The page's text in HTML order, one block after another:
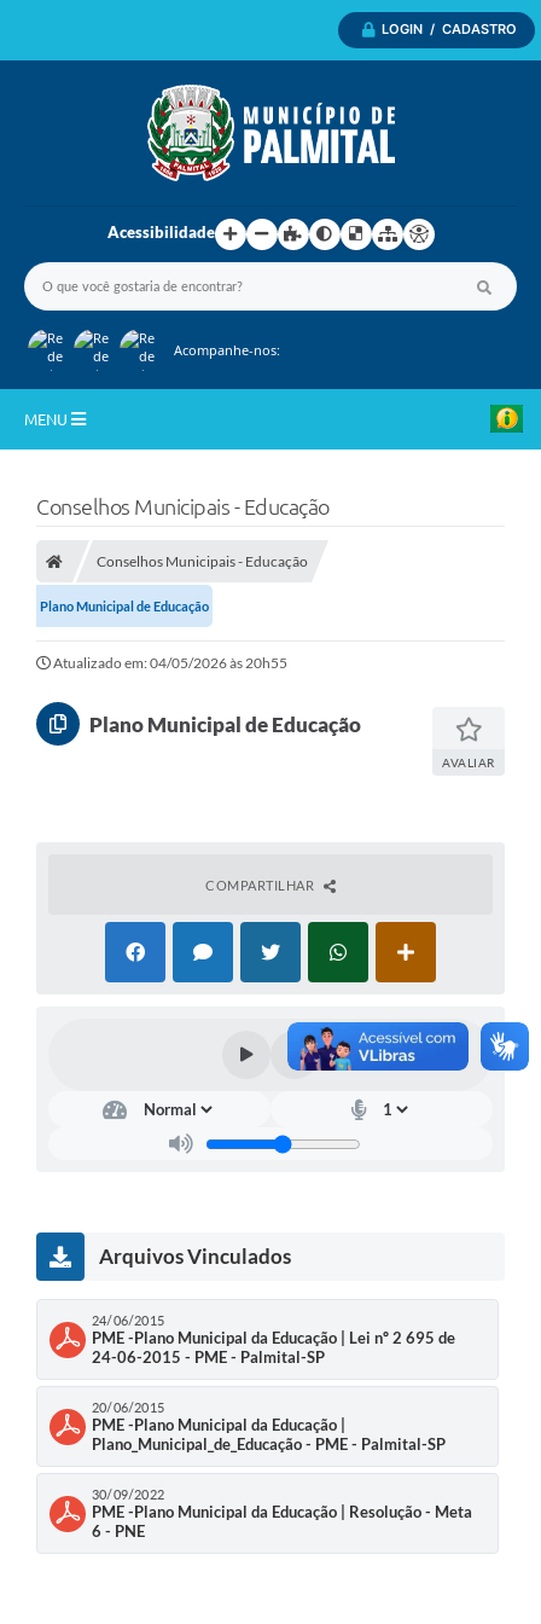
LOGIN / CADASTRO
Acessibilidade
Acompanhe-nos:
MENU
A Nossa Cidade
A Prefeitura
Departamentos
Câmara Municipal
Contato
Conselhos Municipais - Educação
Conselhos Municipais - Educação
Plano Municipal de Educação
Atualizado em: 04/05/2026 às 20h55
Plano Municipal de Educação
AVALIAR
COMPARTILHAR
Arquivos Vinculados
24/06/2015
PME -Plano Municipal da Educação | Lei nº 2 695 de
24-06-2015 - PME - Palmital-SP
20/06/2015
PME -Plano Municipal da Educação |
Plano_Municipal_de_Educação - PME - Palmital-SP
30/09/2022
PME -Plano Municipal da Educação | Resolução - Meta
6 - PNE